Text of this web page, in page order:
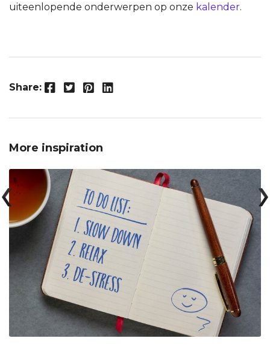
uiteenlopende onderwerpen op onze kalender.
Share: Facebook Twitter Pinterest LinkedIn
More inspiration